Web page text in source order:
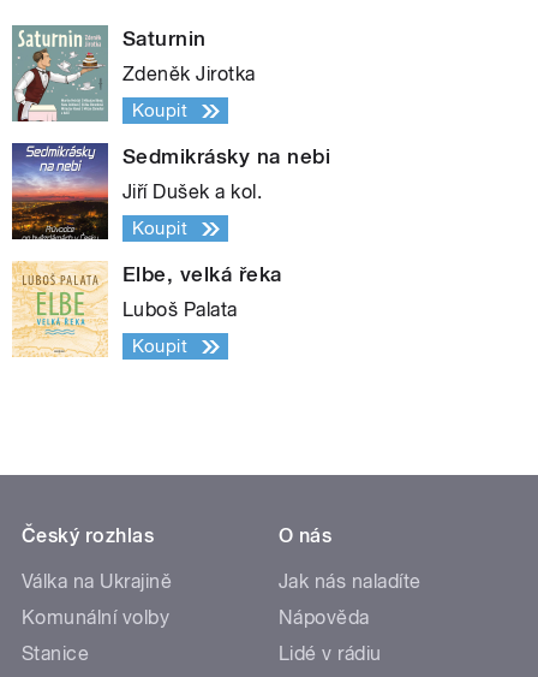
Saturnin
Zdeněk Jirotka
Koupit
Sedmikrásky na nebi
Jiří Dušek a kol.
Koupit
Elbe, velká řeka
Luboš Palata
Koupit
Český rozhlas
Válka na Ukrajině
Komunální volby
Stanice
O nás
Jak nás naladíte
Nápověda
Lidé v rádiu